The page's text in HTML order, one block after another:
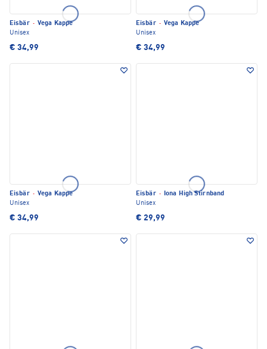
Eisbär · Vega Kappe
Unisex
€ 34,99
Eisbär · Vega Kappe
Unisex
€ 34,99
Eisbär · Vega Kappe
Unisex
€ 34,99
Eisbär · Iona High Stirnband
Unisex
€ 29,99